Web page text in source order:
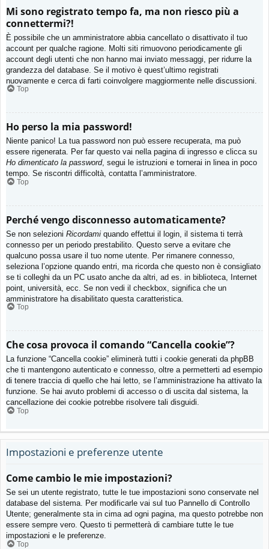
Mi sono registrato tempo fa, ma non riesco più a
connettermi?!
È possibile che un amministratore abbia cancellato o disattivato il tuo
account per qualche ragione. Molti siti rimuovono periodicamente gli
account degli utenti che non hanno mai inviato messaggi, per ridurre la
grandezza del database. Se il motivo è quest’ultimo registrati
nuovamente e cerca di farti coinvolgere maggiormente nelle discussioni.
Top
Ho perso la mia password!
Niente panico! La tua password non può essere recuperata, ma può
essere rigenerata. Per far questo vai nella pagina di ingresso e clicca su
Ho dimenticato la password, segui le istruzioni e tornerai in linea in poco
tempo. Se riscontri difficoltà, contatta l’amministratore.
Top
Perché vengo disconnesso automaticamente?
Se non selezioni Ricordami quando effettui il login, il sistema ti terrà
connesso per un periodo prestabilito. Questo serve a evitare che
qualcuno possa usare il tuo nome utente. Per rimanere connesso,
seleziona l’opzione quando entri, ma ricorda che questo non è consigliato
se ti colleghi da un PC usato anche da altri, ad es. in biblioteca, Internet
point, università, ecc. Se non vedi il checkbox, significa che un
amministratore ha disabilitato questa caratteristica.
Top
Che cosa provoca il comando “Cancella cookie”?
La funzione “Cancella cookie” eliminerà tutti i cookie generati da phpBB
che ti mantengono autenticato e connesso, oltre a permetterti ad esempio
di tenere traccia di quello che hai letto, se l’amministrazione ha attivato la
funzione. Se hai avuto problemi di accesso o di uscita dal sistema, la
cancellazione dei cookie potrebbe risolvere tali disguidi.
Top
Impostazioni e preferenze utente
Come cambio le mie impostazioni?
Se sei un utente registrato, tutte le tue impostazioni sono conservate nel
database del sistema. Per modificarle vai sul tuo Pannello di Controllo
Utente; generalmente sta in cima ad ogni pagina, ma questo potrebbe non
essere sempre vero. Questo ti permetterà di cambiare tutte le tue
impostazioni e le preferenze.
Top